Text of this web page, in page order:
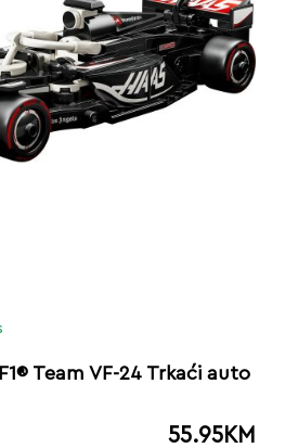
Team VF-24 Trkaći auto
55.95KM